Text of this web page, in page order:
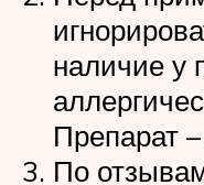
наличие у
Препарат
По